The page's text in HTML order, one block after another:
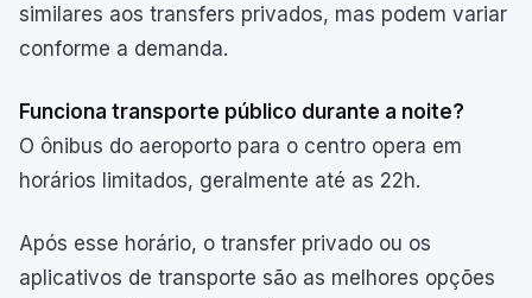
similares aos transfers privados, mas podem variar
conforme a demanda.
Funciona transporte público durante a noite?
O ônibus do aeroporto para o centro opera em
horários limitados, geralmente até as 22h.
Após esse horário, o transfer privado ou os
aplicativos de transporte são as melhores opções